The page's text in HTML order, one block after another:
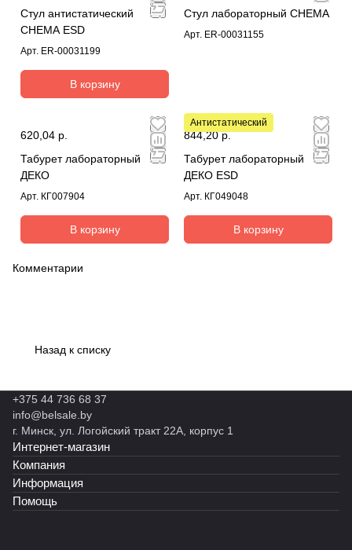
Стул антистатический
CHEMA ESD
Арт. ER-00031199
В корзину
Стул лабораторный CHEMA
Арт. ER-00031155
620,04 р.
Табурет лабораторный
ДЕКО
Арт. КГ007904
В корзину
Антистатический
844,20 р.
Табурет лабораторный
ДЕКО ESD
Арт. КГ049048
В корзину
Комментарии
Назад к списку
+375 44 736 68 37
info@belsale.by
г. Минск, ул. Логойский тракт 22А, корпус 1
Интернет-магазин
Компания
Информация
Помощь